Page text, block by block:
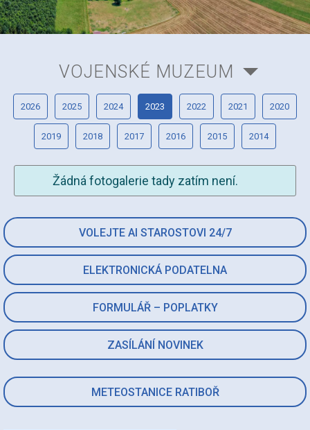
VOLEJTE AI STAROSTOVI 24/7
ELEKTRONICKÁ PODATELNA
FORMULÁŘ – POPLATKY
ZASÍLÁNÍ NOVINEK
METEOSTANICE RATIBOŘ
VOJENSKÉ MUZEUM
2026 2025 2024 2023 2022 2021 2020
2019 2018 2017 2016 2015 2014
Žádná fotogalerie tady zatím není.